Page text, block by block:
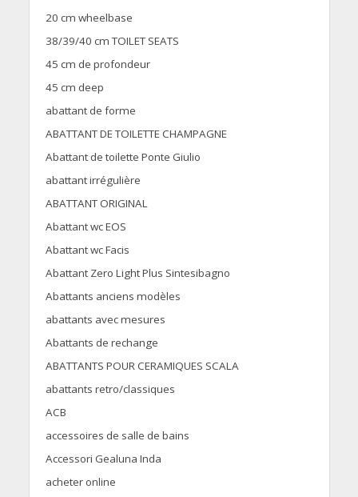
20 cm wheelbase
38/39/40 cm TOILET SEATS
45 cm de profondeur
45 cm deep
abattant de forme
ABATTANT DE TOILETTE CHAMPAGNE
Abattant de toilette Ponte Giulio
abattant irrégulière
ABATTANT ORIGINAL
Abattant wc EOS
Abattant wc Facis
Abattant Zero Light Plus Sintesibagno
Abattants anciens modèles
abattants avec mesures
Abattants de rechange
ABATTANTS POUR CERAMIQUES SCALA
abattants retro/classiques
ACB
accessoires de salle de bains
Accessori Gealuna Inda
acheter online